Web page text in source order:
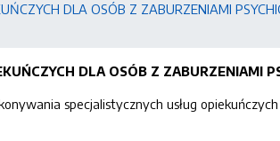
DLA OSÓB Z ZABURZENIAMI
DLA OSÓB Z ZABURZENIAMI
specjalistycznych usług